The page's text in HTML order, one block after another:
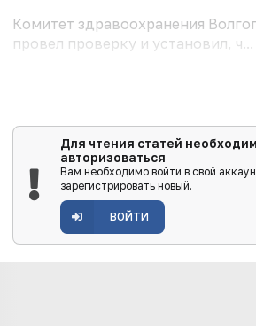
Комитет здравоохранения
провел проверку и установил, ч...
Для чтения статей
авторизоваться
Вам необходимо войти в свой
зарегистрировать новый.
ВОЙТИ